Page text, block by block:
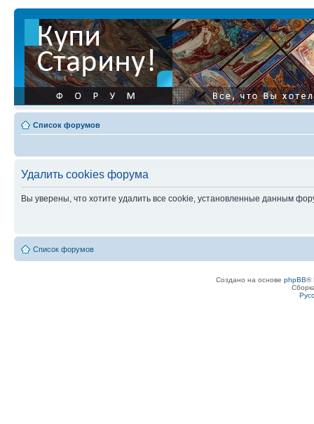
Список форумов
Удалить cookies форума
Вы уверены, что хотите удалить все cookie, установленные данным
Список форумов
Создано на основе phpBB®